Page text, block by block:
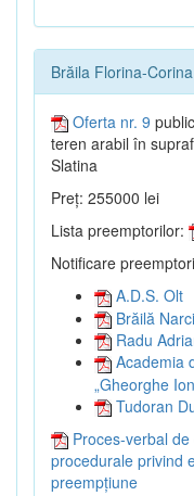
Brăila Florina-Corina
Oferta nr. 9
teren arabil în
Slatina
Preț: 255000 lei
Lista preemptorilor:
Notificare
A.D.S. Olt
Brăilă
Radu
Academia
„Gheorghe
Tudoran
Proces-verbal
procedurale privind
preempțiune